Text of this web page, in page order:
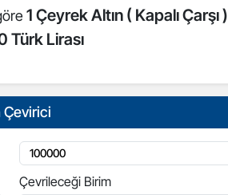
1 Çeyrek Altın ( Kapalı Çarşı )
Türk Lirası
Çevirici
Çevrileceği Birim